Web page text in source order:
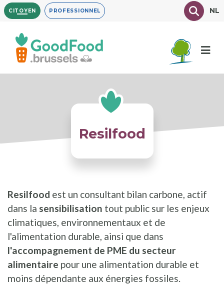
Aller
au
contenu
principal
CITOYEN PROFESSIONNEL TexteNL
Resilfood
Resilfood est un consultant bilan carbone, actif
dans la sensibilisation tout public sur les enjeux
climatiques, environnementaux et de
l'alimentation durable, ainsi que dans
l'accompagnement de PME du secteur
alimentaire pour une alimentation durable et
moins dépendante aux énergies fossiles.